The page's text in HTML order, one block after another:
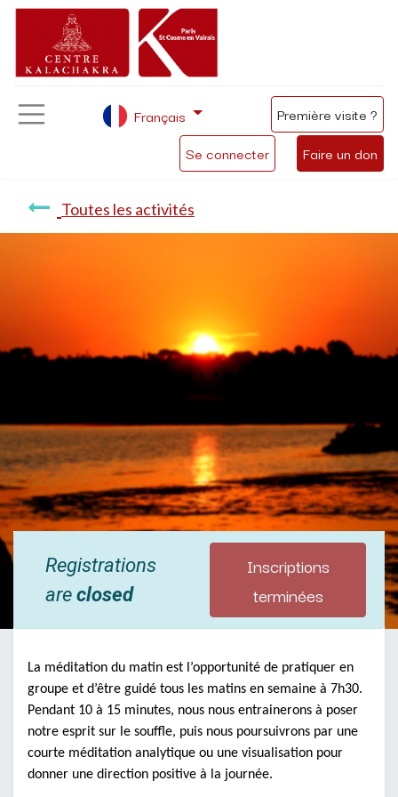
Se connecter Faire un don
Français Première visite ?
Toutes les activités
Méditation du matin
Registrations
areclosed
Inscriptions
terminées
La méditation du matin est l’opportunité de pratiquer en
groupe et d’être guidé tous les matins en semaine à 7h30.
Pendant 10 à 15 minutes, nous nous entrainerons à poser
notre esprit sur le souffle, puis nous poursuivrons par une
courte méditation analytique ou une visualisation pour
donner une direction positive à la journée.